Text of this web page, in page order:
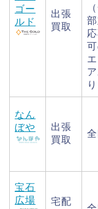
ゴー
ルド
出張
買取
エ
り
なん
ぼや
出張
買取
全
宝石
広場
宅配